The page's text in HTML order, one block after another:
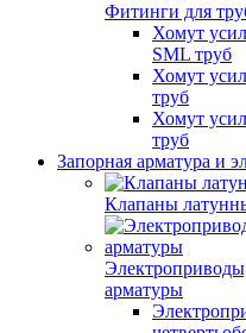
Фитинги для
Хомут
SML труб
Хомут
труб
Хомут
труб
Запорная арматура и
Клапаны
арматуры